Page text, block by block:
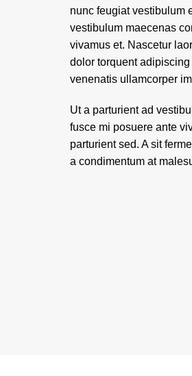
nunc feugiat vestibulum
vestibulum maecenas
vivamus et. Nascetur
dolor torquent
venenatis ullamcorper
Ut a parturient ad
fusce mi posuere ante
parturient sed. A sit
a condimentum at